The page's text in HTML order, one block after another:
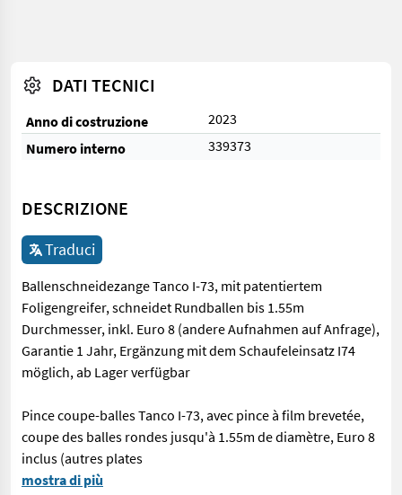
DATI TECNICI
Anno di costruzione
2023
Numero interno
339373
DESCRIZIONE
Traduci
Ballenschneidezange Tanco I-73, mit patentiertem
Foligengreifer, schneidet Rundballen bis 1.55m
Durchmesser, inkl. Euro 8 (andere Aufnahmen auf Anfrage),
Garantie 1 Jahr, Ergänzung mit dem Schaufeleinsatz I74
möglich, ab Lager verfügbar
Pince coupe-balles Tanco I-73, avec pince à film brevetée,
coupe des balles rondes jusqu'à 1.55m de diamètre, Euro 8
inclus (autres plates
Ballenschneidezange Tanco I-73, mit patentiertem
mostra di più